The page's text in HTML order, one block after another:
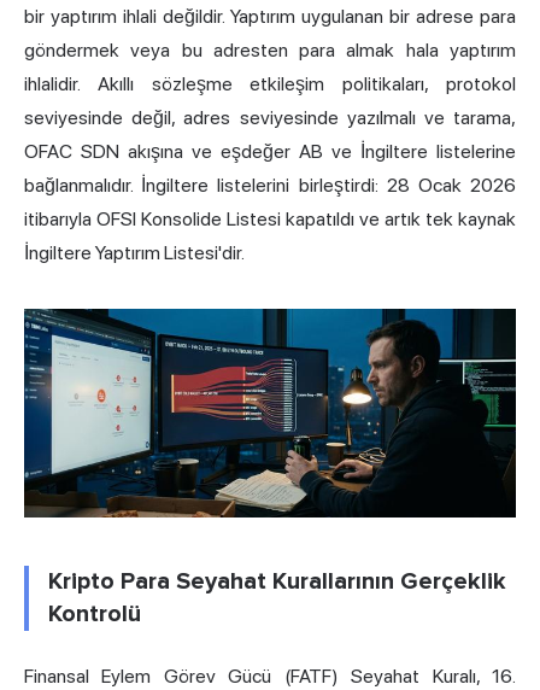
bir yaptırım ihlali değildir. Yaptırım uygulanan bir adrese para
göndermek veya bu adresten para almak hala yaptırım
ihlalidir. Akıllı sözleşme etkileşim politikaları, protokol
seviyesinde değil, adres seviyesinde yazılmalı ve tarama,
OFAC SDN akışına ve eşdeğer AB ve İngiltere listelerine
bağlanmalıdır. İngiltere listelerini birleştirdi: 28 Ocak 2026
itibarıyla OFSI Konsolide Listesi kapatıldı ve artık tek kaynak
İngiltere Yaptırım Listesi'dir.
Kripto Para Seyahat Kurallarının Gerçeklik
Kontrolü
Finansal Eylem Görev Gücü (FATF) Seyahat Kuralı, 16.